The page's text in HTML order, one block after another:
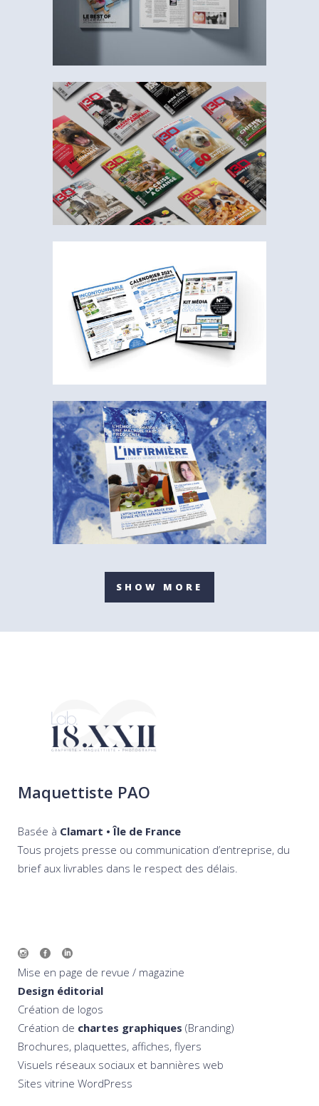
SHOW MORE
Maquettiste PAO
Basée à Clamart • Île de France
Tous projets presse ou communication d’entreprise, du
brief aux livrables dans le respect des délais.
Mise en page de revue / magazine
Design éditorial
Création de logos
Création de chartes graphiques (Branding)
Brochures, plaquettes, affiches, flyers
Visuels réseaux sociaux et bannières web
Sites vitrine WordPress